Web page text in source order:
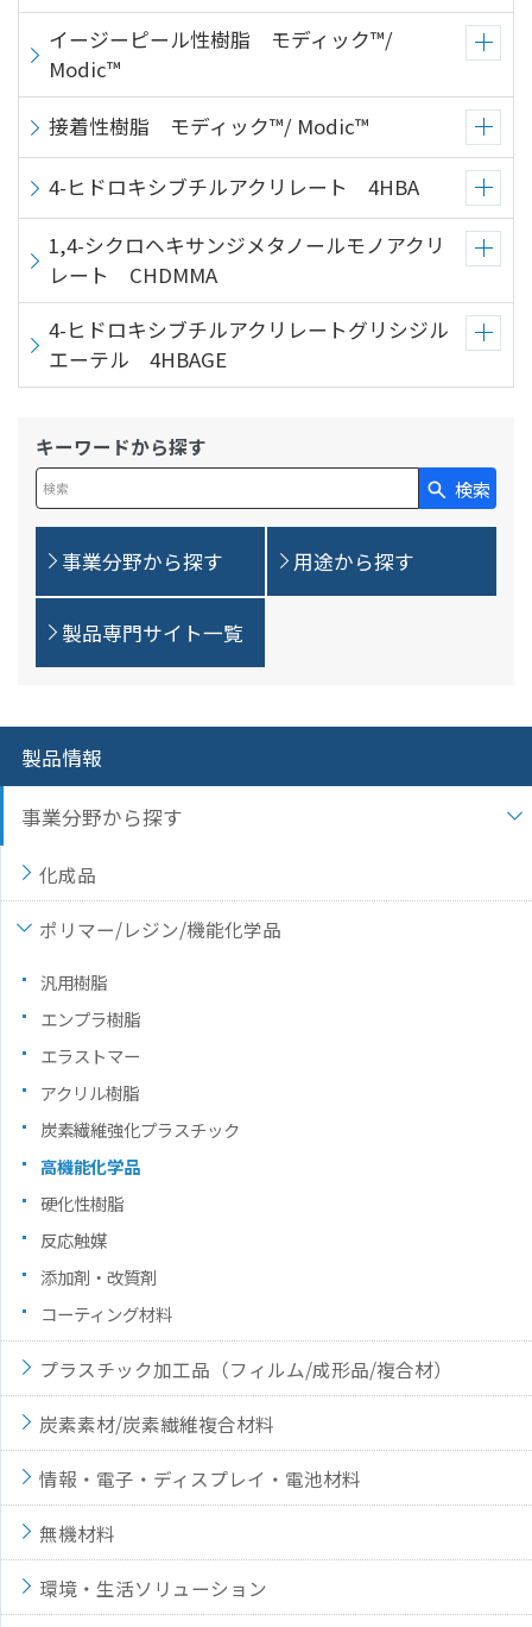
イージーピール性樹脂 モディック™/
Modic™
接着性樹脂 モディック™/ Modic™
4-ヒドロキシブチルアクリレート 4HBA
1,4-シクロヘキサンジメタノールモノアクリ
レート CHDMMA
4-ヒドロキシブチルアクリレートグリシジル
エーテル 4HBAGE
キーワードから探す
検索キーワード入力 検索
事業分野から探す 用途から探す
製品専門サイト一覧
製品情報
事業分野から探す
化成品
ポリマー/レジン/機能化学品
汎用樹脂
エンプラ樹脂
エラストマー
アクリル樹脂
炭素繊維強化プラスチック
高機能化学品
硬化性樹脂
反応触媒
添加剤・改質剤
コーティング材料
プラスチック加工品（フィルム/成形品/複合材）
炭素素材/炭素繊維複合材料
情報・電子・ディスプレイ・電池材料
無機材料
環境・生活ソリューション